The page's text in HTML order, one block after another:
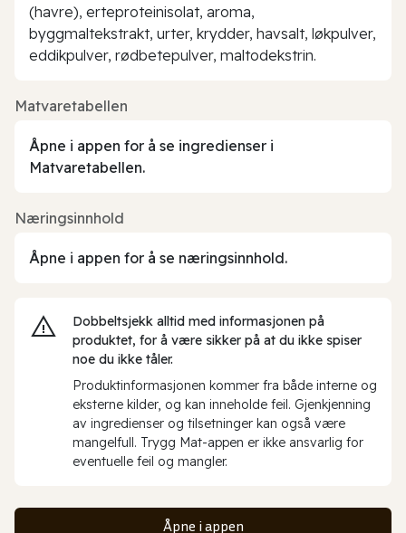
(havre), erteproteinisolat, aroma,
byggmaltekstrakt, urter, krydder, havsalt, løkpulver,
eddikpulver, rødbetepulver, maltodekstrin.
Matvaretabellen
Åpne i appen for å se ingredienser i
Matvaretabellen.
Næringsinnhold
Åpne i appen for å se næringsinnhold.
Dobbeltsjekk alltid med informasjonen på
produktet, for å være sikker på at du ikke spiser
noe du ikke tåler.
Produktinformasjonen kommer fra både interne og
eksterne kilder, og kan inneholde feil. Gjenkjenning
av ingredienser og tilsetninger kan også være
mangelfull. Trygg Mat-appen er ikke ansvarlig for
eventuelle feil og mangler.
Åpne i appen